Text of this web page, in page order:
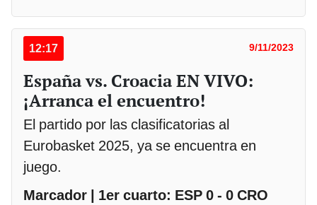
12:17 9/11/2023
España vs. Croacia EN VIVO:
¡Arranca el encuentro!
El partido por las clasificatorias al
Eurobasket 2025, ya se encuentra en
juego.
Marcador | 1er cuarto: ESP 0 - 0 CRO